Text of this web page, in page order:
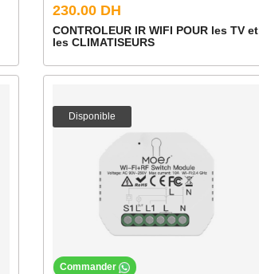
230.00 DH
CONTROLEUR IR WIFI POUR les TV et
les CLIMATISEURS
Disponible
Commander